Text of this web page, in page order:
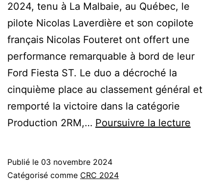
2024, tenu à La Malbaie, au Québec, le
pilote Nicolas Laverdière et son copilote
français Nicolas Fouteret ont offert une
performance remarquable à bord de leur
Ford Fiesta ST. Le duo a décroché la
cinquième place au classement général et
remporté la victoire dans la catégorie
Production 2RM,… Poursuivre la lecture
Publié le 03 novembre 2024
Catégorisé comme CRC 2024